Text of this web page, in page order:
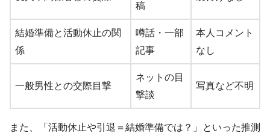
稿
結婚準備と活動休止の関
係
噂話・一部
記事
本人コメント
なし
一般男性との交際目撃
ネットの目
撃談
写真など不明
また、「活動休止や引退＝結婚準備では？」といった推測